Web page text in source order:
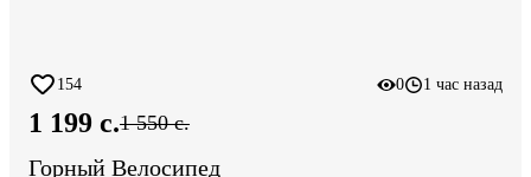
154 0 1 час назад
1 199 c.1 550 c.
Горный Велосипед